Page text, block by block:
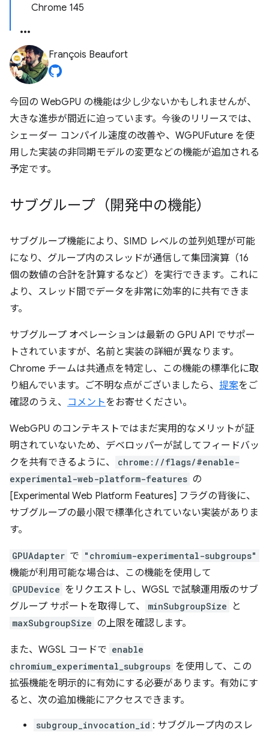
Chrome 145
François Beaufort
今回の WebGPU の機能は少し少ないかもしれませんが、
大きな進歩が間近に迫っています。今後のリリースでは、
シェーダー コンパイル速度の改善や、WGPUFuture を使
用した実装の非同期モデルの変更などの機能が追加される
予定です。
サブグループ（開発中の機能）
サブグループ機能により、SIMD レベルの並列処理が可能
になり、グループ内のスレッドが通信して集団演算（16
個の数値の合計を計算するなど）を実行できます。これに
より、スレッド間でデータを非常に効率的に共有できま
す。
サブグループ オペレーションは最新の GPU API でサポー
トされていますが、名前と実装の詳細が異なります。
Chrome チームは共通点を特定し、この機能の標準化に取
り組んでいます。ご不明な点がございましたら、 提案をご
確認のうえ、 コメントをお寄せください。
WebGPU のコンテキストではまだ実用的なメリットが証
明されていないため、デベロッパーが試してフィードバッ
クを共有できるように、
chrome://flags/#enable-
experimental-web-platform-features の
[Experimental Web Platform Features] フラグの背後に、
サブグループの最小限で標準化されていない実装がありま
す。
GPUAdapter で "chromium-experimental-subgroups"
機能が利用可能な場合は、この機能を使用して
GPUDevice をリクエストし、WGSL で試験運用版のサブ
グループ サポートを取得して、
minSubgroupSize と
maxSubgroupSize の上限を確認します。
また、WGSL コードで enable
chromium_experimental_subgroups を使用して、この
拡張機能を明示的に有効にする必要があります。有効にす
ると、次の追加機能にアクセスできます。
subgroup_invocation_id : サブグループ内のスレ